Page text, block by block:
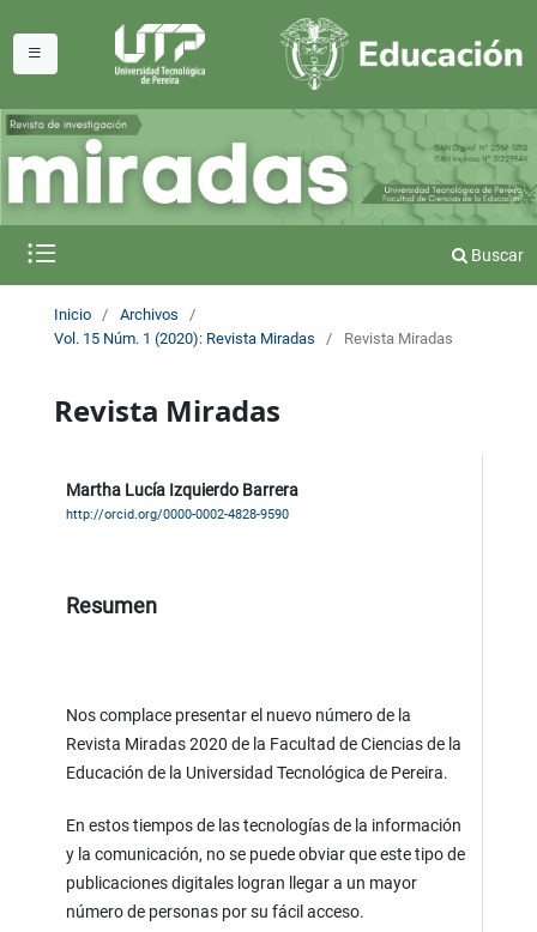
Buscar
Inicio / Archivos
/
Vol. 15 Núm. 1 (2020): Revista Miradas
/ Revista Miradas
Revista Miradas
Martha Lucía Izquierdo Barrera
http://orcid.org/0000-0002-4828-9590
Resumen
Nos complace presentar el nuevo número de la
Revista Miradas 2020 de la Facultad de Ciencias de la
Educación de la Universidad Tecnológica de Pereira.
En estos tiempos de las tecnologías de la información
y la comunicación, no se puede obviar que este tipo de
publicaciones digitales logran llegar a un mayor
número de personas por su fácil acceso.